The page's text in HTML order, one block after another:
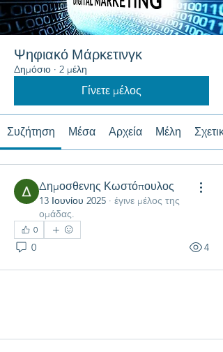
Ψηφιακό Μάρκετινγκ
Δημόσιο · 2 μέλη
Γίνετε μέλος
Συζήτηση Μέσα Αρχεία Μέλη
Δημοσθενης Κωστόπουλος
13 Ιουνίου 2025 · έγινε μέλος της
ομάδας.
0
0 4